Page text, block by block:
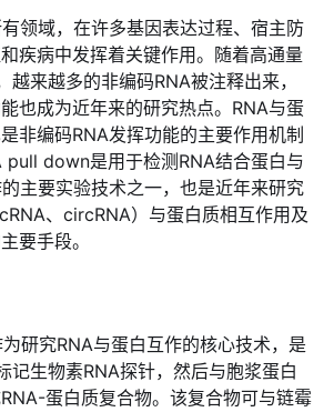
领域，在许多基因表达过程、宿主防
疾病中发挥着关键作用。随着高通量
越来越多的非编码RNA被注释出来，
也成为近年来的研究热点。RNA与蛋
非编码RNA发挥功能的主要作用机制
pull down是用于检测RNA结合蛋白与
主要实验技术之一，也是近年来研究
、circRNA）与蛋白质相互作用及
要手段。
研究RNA与蛋白互作的核心技术，是
记生物素RNA探针，然后与胞浆蛋白
蛋白质复合物。该复合物可与链霉